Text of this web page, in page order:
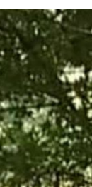
fait une